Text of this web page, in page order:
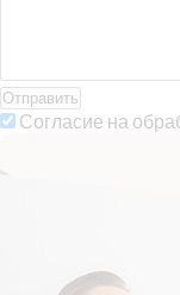
Отправить
Согласие на